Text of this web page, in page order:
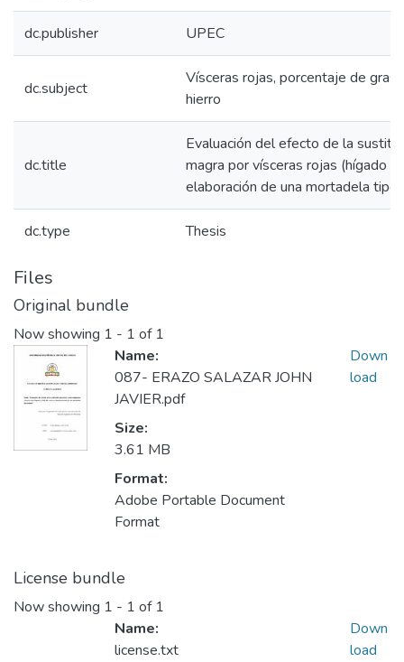
dc.publisher UPEC
dc.subject
Vísceras rojas, porcentaje de
hierro
dc.title
Evaluación del efecto de la
magra por vísceras rojas (hígado y
elaboración de una mortadela tipo
dc.type Thesis
Files
Original bundle
Now showing 1 - 1 of 1
Name:
087- ERAZO SALAZAR JOHN
JAVIER.pdf
Size:
3.61 MB
Format:
Adobe Portable Document
Format
Down
load
License bundle
Now showing 1 - 1 of 1
Name:
license.txt
Down
load